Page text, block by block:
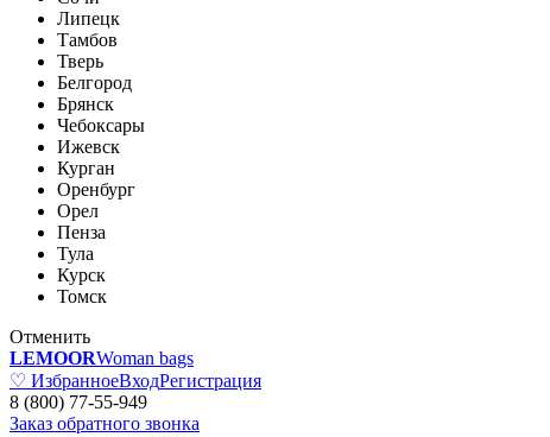
Липецк
Тамбов
Тверь
Белгород
Брянск
Чебоксары
Ижевск
Курган
Оренбург
Орел
Пенза
Тула
Курск
Томск
Отменить
LEMOORWoman bags
♡ ИзбранноеВходРегистрация
8 (800) 77-55-949
Заказ обратного звонка